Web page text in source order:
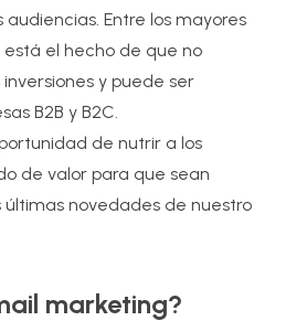
Entre los mayores
el hecho de que no
y puede ser
B2B y B2C.
de nutrir a los
de valor para que sean
últimas novedades de nuestro
marketing?